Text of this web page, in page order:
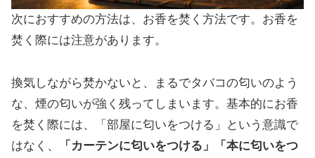
次におすすめの方法は、お香を焚く方法です。お香を
焚く際には注意があります。
換気しながら焚かないと、まるでタバコの匂いのよう
な、煙の匂いが強く残ってしまいます。基本的にお香
を焚く際には、「部屋に匂いをつける」という意識で
はなく、
「カーテンに匂いをつける」「本に匂いをつ